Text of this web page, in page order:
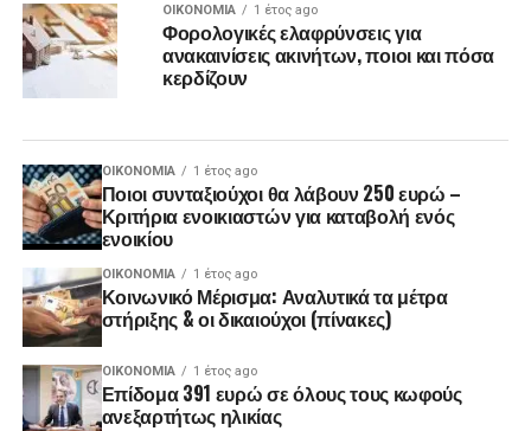
ΟΙΚΟΝΟΜΊΑ 1 έτος ago
Φορολογικές ελαφρύνσεις για
ανακαινίσεις ακινήτων, ποιοι και πόσα
κερδίζουν
ΟΙΚΟΝΟΜΊΑ 1 έτος ago
Ποιοι συνταξιούχοι θα λάβουν 250 ευρώ –
Κριτήρια ενοικιαστών για καταβολή ενός
ενοικίου
ΟΙΚΟΝΟΜΊΑ 1 έτος ago
Κοινωνικό Μέρισμα: Αναλυτικά τα μέτρα
στήριξης & οι δικαιούχοι (πίνακες)
ΟΙΚΟΝΟΜΊΑ 1 έτος ago
Επίδομα 391 ευρώ σε όλους τους κωφούς
ανεξαρτήτως ηλικίας